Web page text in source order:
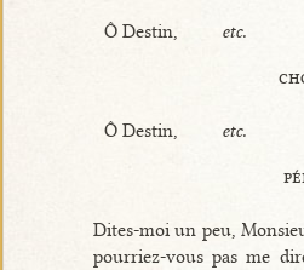
Ô Destin, etc.
Ô Destin, etc.
Dites-moi un peu,
pourriez-vous pas me